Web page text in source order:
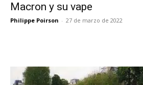
Macron y su vape
Philippe Poirson - 27 de marzo de 2022